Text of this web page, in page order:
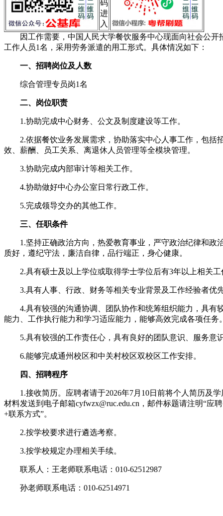
码
进
入
因工作需要，中国人民大学餐饮服务中心现面向社会公开
工作人员1名，采用劳务派遣的用工形式。具体情况如下：
一、招聘岗位及人数
综合管理专员岗1名
二、岗位职责
1.协助完成中心财务、公文及制度建设等工作。
2.依据餐饮业务发展需求，协助落实中心人事工作，包括
效、薪酬、员工关系、离退休人员管理等全模块管理。
3.协助完成内部审计等相关工作。
4.协助做好中心办公室日常行政工作。
5.完成领导交办的其他工作。
三、任职条件
1.坚持正确政治方向，热爱教育事业，严守政治纪律和政
质好，遵纪守法，廉洁自律，品行端正，身心健康。
2.具有硕士及以上学位或取得学士学位后有3年以上相关工
3.具有人事、行政、财务等相关专业背景及工作经验者优
4.具有较强的沟通协调、团队协作和统筹组织能力，具有
能力、工作执行能力和学习适应能力，能够高效完成各项任务
5.具有较强的工作责任心，具有良好的团队意识、服务意
6.能够完成通州校区和中关村校区双校区工作安排。
四、招聘程序
1.接收简历。应聘者请于2026年7月10日前将个人简历及学
材料发送到电子邮箱cyfwzx@ruc.edu.cn，邮件标题请注明“应
+联系方式”。
2.按学校要求进行遴选考察。
3.按学校规定办理相关手续。
联系人：王老师联系电话：010-62512987
孙老师联系电话：010-62514971